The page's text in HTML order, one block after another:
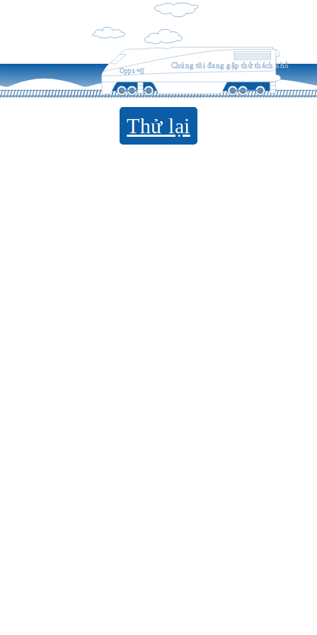
Opps =((
Chúng tôi đang gặp thử thách nhỏ
Thử lại